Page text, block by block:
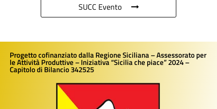
SUCC Evento
Progetto cofinanziato dalla Regione Siciliana – Assessorato per
le Attività Produttive – Iniziativa “Sicilia che piace” 2024 –
Capitolo di Bilancio 342525